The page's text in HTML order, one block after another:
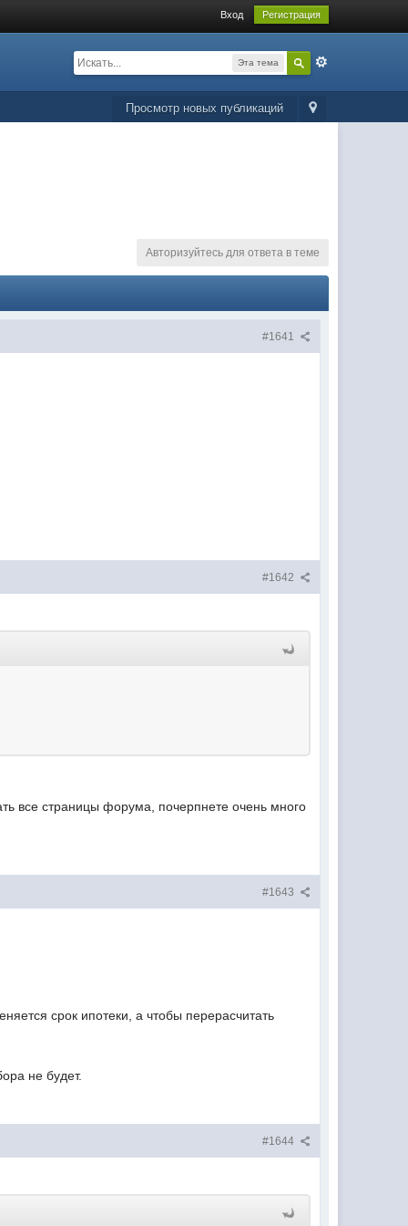
Вход Регистрация
Эта тема
Просмотр новых публикаций
Авторизуйтесь для ответа в теме
#1641
#1642
все страницы форума, почерпнете очень много
#1643
срок ипотеки, а чтобы перерасчитать
не будет.
#1644